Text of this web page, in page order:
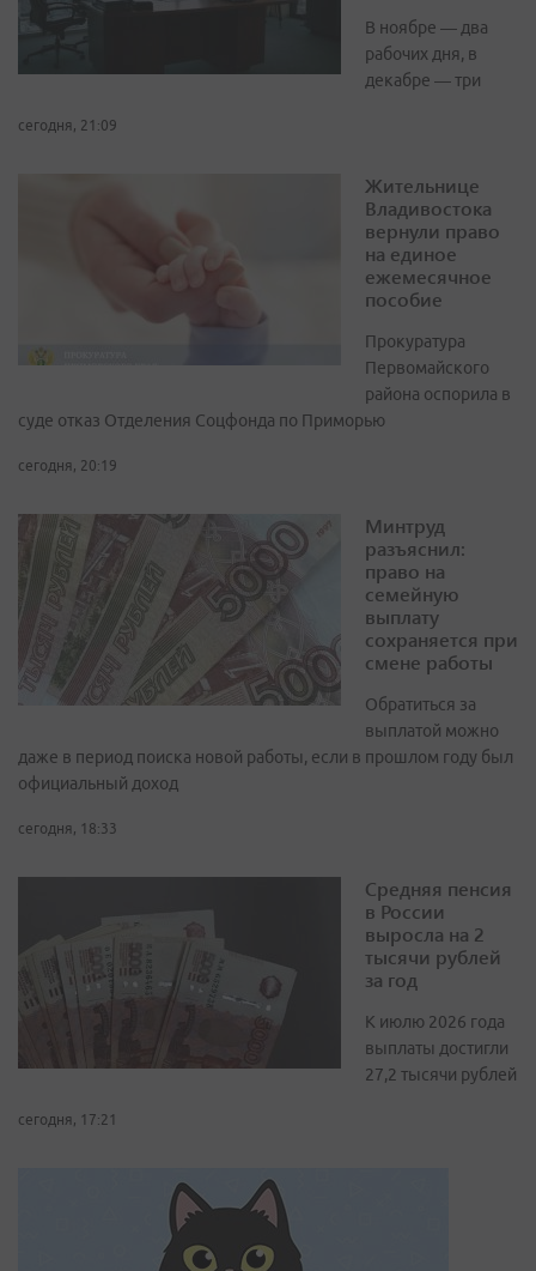
В ноябре — два
рабочих дня, в
декабре — три
сегодня, 21:09
Жительнице
Владивостока
вернули право
на единое
ежемесячное
пособие
Прокуратура
Первомайского
района оспорила в
суде отказ Отделения Соцфонда по Приморью
сегодня, 20:19
Минтруд
разъяснил:
право на
семейную
выплату
сохраняется при
смене работы
Обратиться за
выплатой можно
даже в период поиска новой работы, если в прошлом году был
официальный доход
сегодня, 18:33
Средняя пенсия
в России
выросла на 2
тысячи рублей
за год
К июлю 2026 года
выплаты достигли
27,2 тысячи рублей
сегодня, 17:21